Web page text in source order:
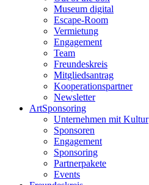
Museum digital
Escape-Room
Vermietung
Engagement
Team
Freundeskreis
Mitgliedsantrag
Kooperationspartner
Newsletter
ArtSponsoring
Unternehmen mit Kultur
Sponsoren
Engagement
Sponsoring
Partnerpakete
Events